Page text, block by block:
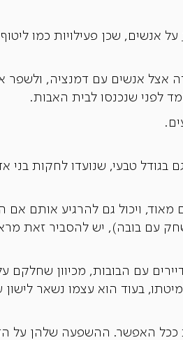
על אנשים, שכן פעילויות כמו
אצל אנשים עם דמנציה, ולשפר
לפני שנכנסו לבית האבות.
בגודל טבעי, שנועדו לחקות בני
ויכול גם להרגיע אותם אם
עם בובה), יש להסביר זאת
עם הבובות, מכיוון שחלקם
בעוד הוא עצמו נשאר
ככל האפשר. ההשפעה שלהן על